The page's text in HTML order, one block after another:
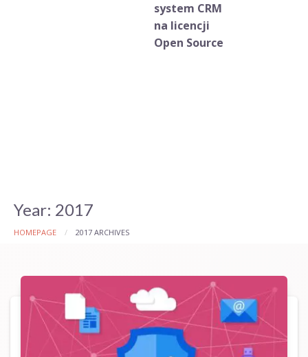
system CRM
na licencji
Open Source
Year: 2017
HOMEPAGE 2017 ARCHIVES